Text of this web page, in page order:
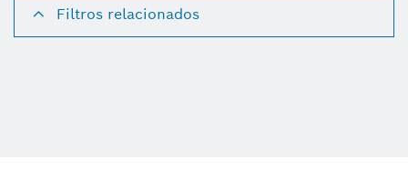
Filtros relacionados